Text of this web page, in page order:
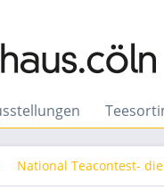
National Teacontest-